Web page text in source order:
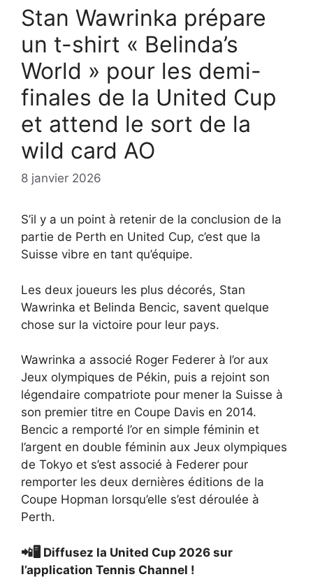
Stan Wawrinka prépare
un t-shirt « Belinda’s
World » pour les demi-
finales de la United Cup
et attend le sort de la
wild card AO
8 janvier 2026
S’il y a un point à retenir de la conclusion de la
partie de Perth en United Cup, c’est que la
Suisse vibre en tant qu’équipe.
Les deux joueurs les plus décorés, Stan
Wawrinka et Belinda Bencic, savent quelque
chose sur la victoire pour leur pays.
Wawrinka a associé Roger Federer à l’or aux
Jeux olympiques de Pékin, puis a rejoint son
légendaire compatriote pour mener la Suisse à
son premier titre en Coupe Davis en 2014.
Bencic a remporté l’or en simple féminin et
l’argent en double féminin aux Jeux olympiques
de Tokyo et s’est associé à Federer pour
remporter les deux dernières éditions de la
Coupe Hopman lorsqu’elle s’est déroulée à
Perth.
📲🖥️ Diffusez la United Cup 2026 sur
l’application Tennis Channel !